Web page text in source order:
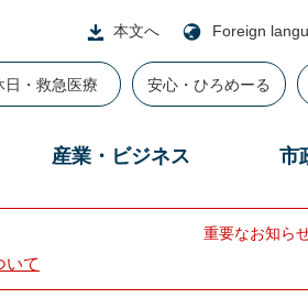
本文へ Foreign
日・救急医療 安心・ひろめーる
産業・ビジネス 市
いて
重要なお知ら